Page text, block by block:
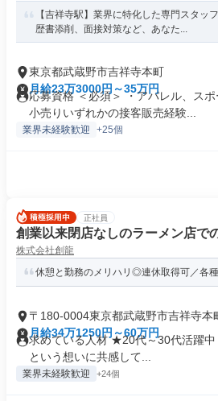
【吉祥寺駅】業界に特化した専門スタッ
歴書添削、面接対策など、あなた...
東京都武蔵野市吉祥寺本町
月給23万3000円～35万円
応募資格 ＜必須＞ ・アパレル、ス
小売りいずれかの接客販売経験...
業界未経験歓迎 +25個
正社員
創業以来閉店なしのラーメン店で
株式会社創龍
休憩と勤務のメリハリ◎連休取得可／各
〒180-0004東京都武蔵野市吉祥寺本
月給34万1250円～60万円
求めている人材 ★20代～30代活躍
という想いに共感して...
業界未経験歓迎 +24個